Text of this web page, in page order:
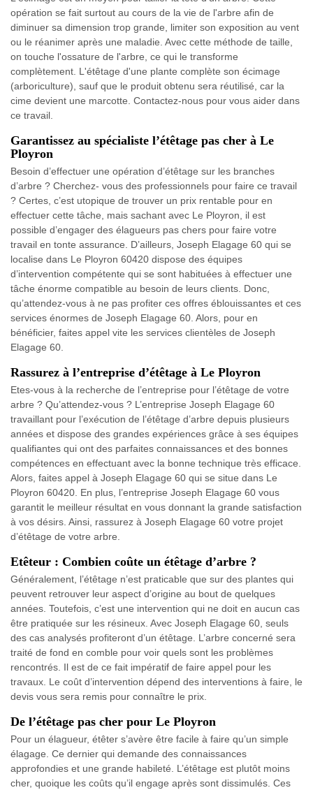
opération se fait surtout au cours de la vie de l'arbre afin de
diminuer sa dimension trop grande, limiter son exposition au vent
ou le réanimer après une maladie. Avec cette méthode de taille,
on touche l'ossature de l'arbre, ce qui le transforme
complètement. L'étêtage d'une plante complète son écimage
(arboriculture), sauf que le produit obtenu sera réutilisé, car la
cime devient une marcotte. Contactez-nous pour vous aider dans
ce travail.
Garantissez au spécialiste l’étêtage pas cher à Le
Ployron
Besoin d’effectuer une opération d’étêtage sur les branches
d’arbre ? Cherchez- vous des professionnels pour faire ce travail
? Certes, c’est utopique de trouver un prix rentable pour en
effectuer cette tâche, mais sachant avec Le Ployron, il est
possible d’engager des élagueurs pas chers pour faire votre
travail en tonte assurance. D’ailleurs, Joseph Elagage 60 qui se
localise dans Le Ployron 60420 dispose des équipes
d’intervention compétente qui se sont habituées à effectuer une
tâche énorme compatible au besoin de leurs clients. Donc,
qu’attendez-vous à ne pas profiter ces offres éblouissantes et ces
services énormes de Joseph Elagage 60. Alors, pour en
bénéficier, faites appel vite les services clientèles de Joseph
Elagage 60.
Rassurez à l’entreprise d’étêtage à Le Ployron
Etes-vous à la recherche de l’entreprise pour l’étêtage de votre
arbre ? Qu’attendez-vous ? L’entreprise Joseph Elagage 60
travaillant pour l’exécution de l’étêtage d’arbre depuis plusieurs
années et dispose des grandes expériences grâce à ses équipes
qualifiantes qui ont des parfaites connaissances et des bonnes
compétences en effectuant avec la bonne technique très efficace.
Alors, faites appel à Joseph Elagage 60 qui se situe dans Le
Ployron 60420. En plus, l’entreprise Joseph Elagage 60 vous
garantit le meilleur résultat en vous donnant la grande satisfaction
à vos désirs. Ainsi, rassurez à Joseph Elagage 60 votre projet
d’étêtage de votre arbre.
Etêteur : Combien coûte un étêtage d’arbre ?
Généralement, l’étêtage n’est praticable que sur des plantes qui
peuvent retrouver leur aspect d’origine au bout de quelques
années. Toutefois, c’est une intervention qui ne doit en aucun cas
être pratiquée sur les résineux. Avec Joseph Elagage 60, seuls
des cas analysés profiteront d’un étêtage. L’arbre concerné sera
traité de fond en comble pour voir quels sont les problèmes
rencontrés. Il est de ce fait impératif de faire appel pour les
travaux. Le coût d’intervention dépend des interventions à faire, le
devis vous sera remis pour connaître le prix.
De l’étêtage pas cher pour Le Ployron
Pour un élagueur, étêter s’avère être facile à faire qu’un simple
élagage. Ce dernier qui demande des connaissances
approfondies et une grande habileté. L’étêtage est plutôt moins
cher, quoique les coûts qu’il engage après sont dissimulés. Ces